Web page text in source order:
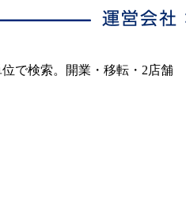
で検索。開業・移転・2店舗